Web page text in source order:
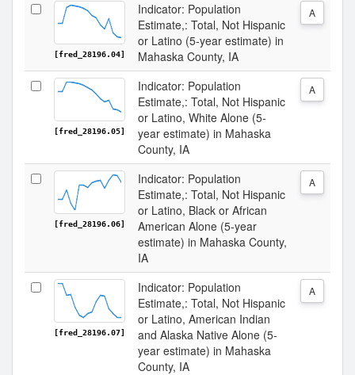
[fred_28196.04]
Indicator: Population
Estimate,: Total, Not Hispanic
or Latino (5-year estimate) in
Mahaska County, IA
A
[fred_28196.05]
Indicator: Population
Estimate,: Total, Not Hispanic
or Latino, White Alone (5-
year estimate) in Mahaska
County, IA
A
[fred_28196.06]
Indicator: Population
Estimate,: Total, Not Hispanic
or Latino, Black or African
American Alone (5-year
estimate) in Mahaska County,
IA
A
[fred_28196.07]
Indicator: Population
Estimate,: Total, Not Hispanic
or Latino, American Indian
and Alaska Native Alone (5-
year estimate) in Mahaska
County, IA
A